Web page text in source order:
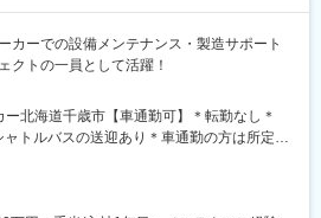
カーでの設備メンテナンス・製造サポート
クトの一員として活躍！
北海道千歳市【車通勤可】＊転勤なし＊
トルバスの送迎あり＊車通勤の方は所定の
ます＊引越し代補助/社宅家賃補助あり